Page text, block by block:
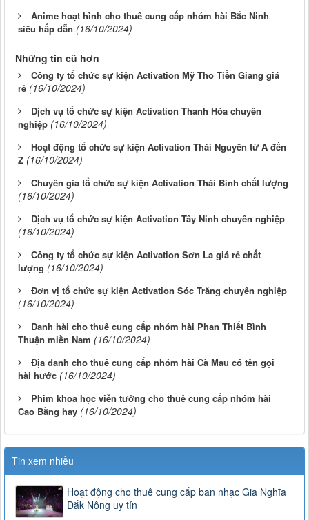
Anime hoạt hình cho thuê cung cấp nhóm hài Bắc Ninh
siêu hấp dẫn (16/10/2024)
Những tin cũ hơn
Công ty tổ chức sự kiện Activation Mỹ Tho Tiền Giang giá
rẻ (16/10/2024)
Dịch vụ tổ chức sự kiện Activation Thanh Hóa chuyên
nghiệp (16/10/2024)
Hoạt động tổ chức sự kiện Activation Thái Nguyên từ A đến
Z (16/10/2024)
Chuyên gia tổ chức sự kiện Activation Thái Bình chất lượng
(16/10/2024)
Dịch vụ tổ chức sự kiện Activation Tây Ninh chuyên nghiệp
(16/10/2024)
Công ty tổ chức sự kiện Activation Sơn La giá rẻ chất
lượng (16/10/2024)
Đơn vị tổ chức sự kiện Activation Sóc Trăng chuyên nghiệp
(16/10/2024)
Danh hài cho thuê cung cấp nhóm hài Phan Thiết Bình
Thuận miền Nam (16/10/2024)
Địa danh cho thuê cung cấp nhóm hài Cà Mau có tên gọi
hài hước (16/10/2024)
Phim khoa học viễn tưởng cho thuê cung cấp nhóm hài
Cao Bằng hay (16/10/2024)
Tin xem nhiều
Hoạt động cho thuê cung cấp ban nhạc Gia Nghĩa
Đắk Nông uy tín